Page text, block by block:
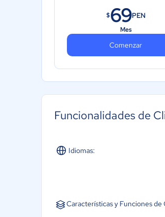
$69PEN
Mes
Comenzar
Funcionalidades de
Idiomas:
Características y Funciones de